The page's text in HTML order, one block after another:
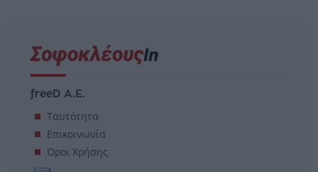
freeD Α.Ε.
Ταυτότητα
Επικοινωνία
Όροι Χρήσης